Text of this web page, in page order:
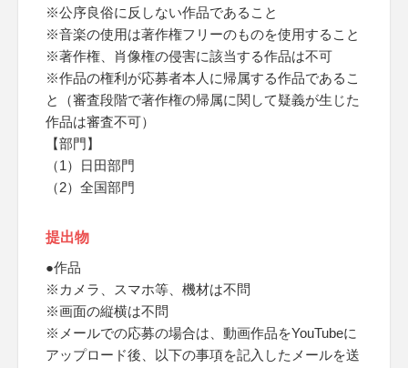
※公序良俗に反しない作品であること
※音楽の使用は著作権フリーのものを使用すること
※著作権、肖像権の侵害に該当する作品は不可
※作品の権利が応募者本人に帰属する作品であるこ
と（審査段階で著作権の帰属に関して疑義が生じた
作品は審査不可）
【部門】
（1）日田部門
（2）全国部門
提出物
●作品
※カメラ、スマホ等、機材は不問
※画面の縦横は不問
※メールでの応募の場合は、動画作品をYouTubeに
アップロード後、以下の事項を記入したメールを送